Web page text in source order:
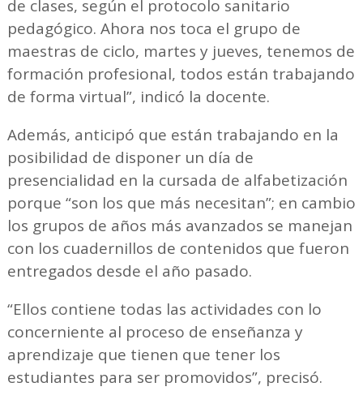
de clases, según el protocolo sanitario
pedagógico. Ahora nos toca el grupo de
maestras de ciclo, martes y jueves, tenemos de
formación profesional, todos están trabajando
de forma virtual”, indicó la docente.
Además, anticipó que están trabajando en la
posibilidad de disponer un día de
presencialidad en la cursada de alfabetización
porque “son los que más necesitan”; en cambio
los grupos de años más avanzados se manejan
con los cuadernillos de contenidos que fueron
entregados desde el año pasado.
“Ellos contiene todas las actividades con lo
concerniente al proceso de enseñanza y
aprendizaje que tienen que tener los
estudiantes para ser promovidos”, precisó.